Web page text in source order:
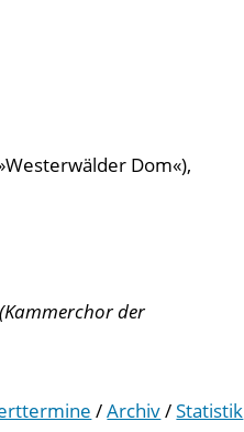
Dom«),
(Kammerchor der
/Archiv/Statistik